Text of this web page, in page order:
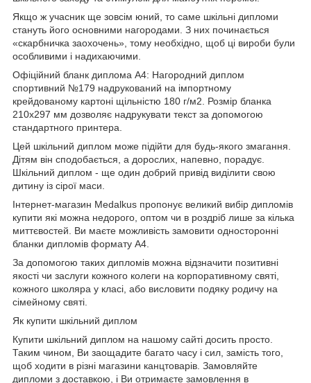
Якщо ж учасник ще зовсім юний, то саме шкільні дипломи
стануть його основними нагородами. З них починається
«скарбничка заохочень», тому необхідно, щоб ці вироби були
особливими і надихаючими.
Офіційний бланк диплома А4: Нагородний диплом
спортивний №179 надрукований на імпортному
крейдованому картоні щільністю 180 г/м2. Розмір бланка
210х297 мм дозволяє надрукувати текст за допомогою
стандартного принтера.
Цей шкільний диплом може підійти для будь-якого змагання.
Дітям він сподобається, а дорослих, напевно, порадує.
Шкільний диплом - ще один добрий привід виділити свою
дитину із сірої маси.
Інтернет-магазин Medalkus пропонує великий вибір дипломів
купити які можна недорого, оптом чи в роздріб лише за кілька
миттєвостей. Ви маєте можливість замовити односторонні
бланки дипломів формату А4.
За допомогою таких дипломів можна відзначити позитивні
якості чи заслуги кожного колеги на корпоративному святі,
кожного школяра у класі, або висловити подяку родичу на
сімейному святі.
Як купити шкільний диплом
Купити шкільний диплом на нашому сайті досить просто.
Таким чином, Ви заощадите багато часу і сил, замість того,
щоб ходити в різні магазини канцтоварів. Замовляйте
дипломи з доставкою, і Ви отримаєте замовлення в